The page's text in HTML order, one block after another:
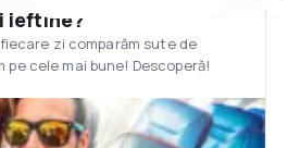
ieftine?
zi comparăm sute de
cele mai bune! Descoperă!